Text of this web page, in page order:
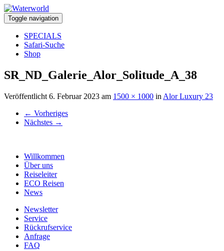
Toggle navigation
SPECIALS
Safari-Suche
Shop
SR_ND_Galerie_Alor_Solitude_A_38
Veröffentlicht 6. Februar 2023 am 1500 × 1000 in Alor Luxury 23
← Vorheriges
Nächstes →
Willkommen
Über uns
Reiseleiter
ECO Reisen
News
Newsletter
Service
Rückrufservice
Anfrage
FAQ